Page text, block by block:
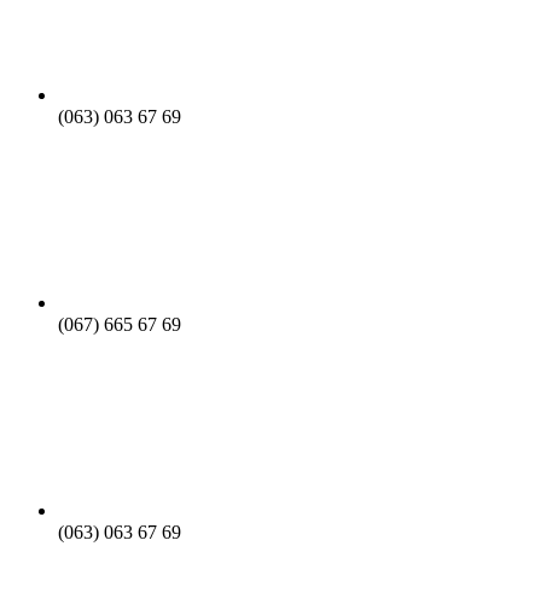
(063) 063 67 69
(067) 665 67 69
(063) 063 67 69